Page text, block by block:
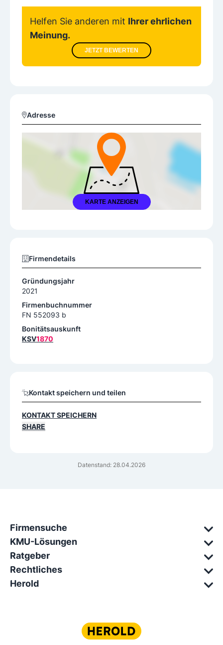
Helfen Sie anderen mit Ihrer ehrlichen
Meinung.
JETZT BEWERTEN
Adresse
KARTE ANZEIGEN
Datenstand: 28.04.2026
Firmendetails
Gründungsjahr
2021
Firmenbuchnummer
FN 552093 b
Bonitätsauskunft
KSV1870
Kontakt speichern und teilen
KONTAKT SPEICHERN
SHARE
Firmensuche
KMU-Lösungen
Ratgeber
Rechtliches
Herold